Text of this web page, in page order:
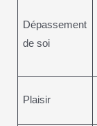
Dépassement
de soi
Plaisir